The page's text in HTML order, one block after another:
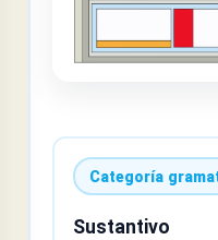
Categoría
Sustantivo